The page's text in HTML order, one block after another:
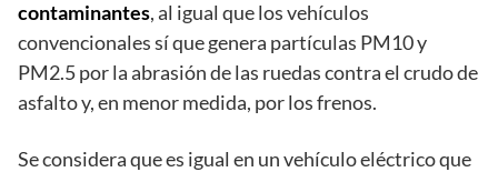
contaminantes, al igual que los vehículos
convencionales sí que genera partículas PM10 y
PM2.5 por la abrasión de las ruedas contra el crudo de
asfalto y, en menor medida, por los frenos.
Se considera que es igual en un vehículo eléctrico que